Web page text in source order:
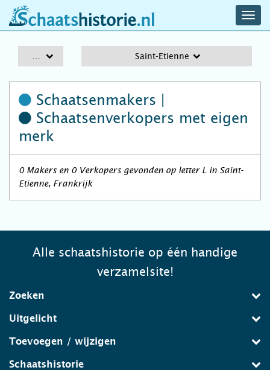
schaatshistorie.nl
Saint-Etienne
Schaatsenmakers |
Schaatsenverkopers met eigen
merk
0 Makers en 0 Verkopers gevonden op letter L in Saint-
Etienne, Frankrijk
Alle schaatshistorie op één handige
verzamelsite!
Zoeken
Uitgelicht
Toevoegen / wijzigen
Schaatshistorie